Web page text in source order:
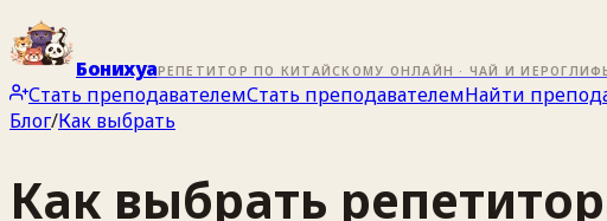
БонихуаРЕПЕТИТОР ПО КИТАЙСКОМУ ОНЛАЙН · ЧАЙ И
Стать преподавателемСтать преподавателемНайти
Блог/Как выбрать
Как выбрать